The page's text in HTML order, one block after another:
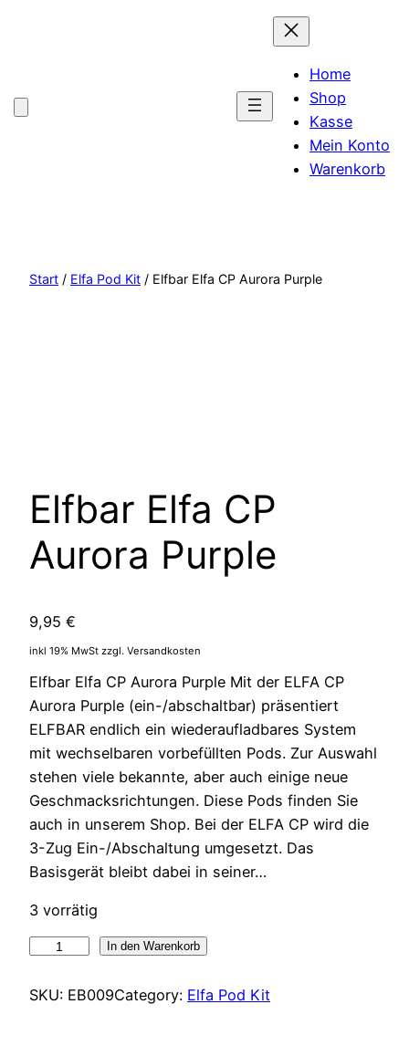
Home
Shop
Kasse
Mein Konto
Warenkorb
Start / Elfa Pod Kit / Elfbar Elfa CP Aurora Purple
Elfbar Elfa CP
Aurora Purple
9,95 €
inkl 19% MwSt zzgl. Versandkosten
Elfbar Elfa CP Aurora Purple Mit der ELFA CP
Aurora Purple (ein-/abschaltbar) präsentiert
ELFBAR endlich ein wiederaufladbares System
mit wechselbaren vorbefüllten Pods. Zur Auswahl
stehen viele bekannte, aber auch einige neue
Geschmacksrichtungen. Diese Pods finden Sie
auch in unserem Shop. Bei der ELFA CP wird die
3-Zug Ein-/Abschaltung umgesetzt. Das
Basisgerät bleibt dabei in seiner…
3 vorrätig
Elfbar
CP
In den Warenkorb
SKU: EB009Category: Elfa Pod Kit